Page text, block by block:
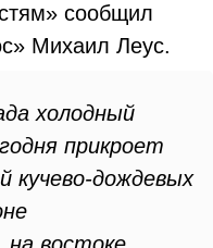
сообщил
Михаил Леус.
холодный
прикроет
кучево-дождевых